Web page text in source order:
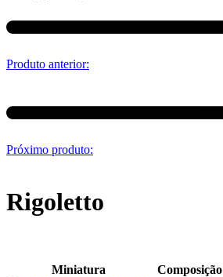
Produto anterior:
Próximo produto:
Rigoletto
Miniatura Composição